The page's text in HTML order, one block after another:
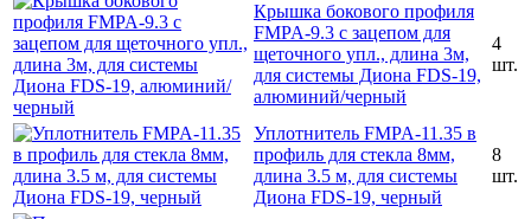
Крышка бокового профиля
FMPA-9.3 с зацепом для
щеточного упл., длина 3м,
для системы Диона FDS-19,
алюминий/черный
4
шт.
Уплотнитель FMPA-11.35 в
профиль для стекла 8мм,
длина 3.5 м, для системы
Диона FDS-19, черный
8
шт.